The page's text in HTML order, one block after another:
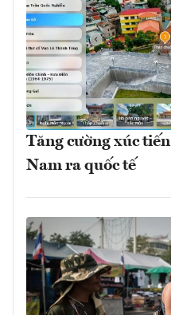
Tăng cường xúc
Nam ra quốc tế